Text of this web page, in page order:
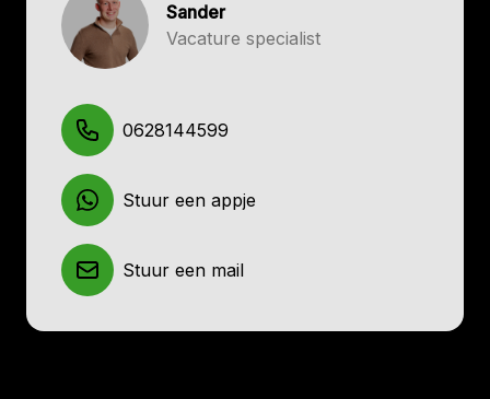
Sander
Vacature specialist
0628144599
Stuur een appje
Stuur een mail